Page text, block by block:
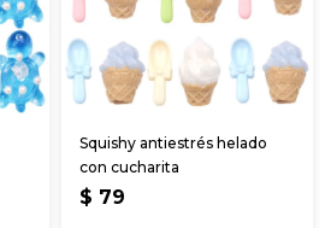
Squishy antiestrés helado
con cucharita
$ 79